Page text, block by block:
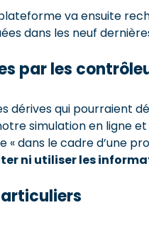
va ensuite
dans les neuf
par les
dérives qui pourraient
simulation en ligne
dans le cadre d’une
ni utiliser les